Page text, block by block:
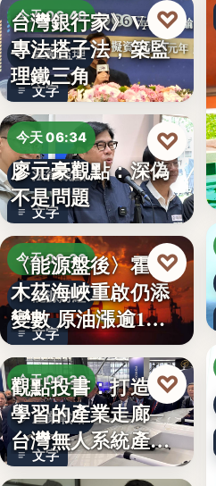
今天 06:40
金融監理
文字
台灣銀行家》VASP
專法搭子法，築監
理鐵三角
♡
今天 06:34
法律觀點
文字
廖元豪觀點：深偽
不是問題
♡
今天 06:30
能源財經
文字
〈能源盤後〉霍爾
木茲海峽重啟仍添
變數 原油漲逾1%
但周…
♡
今天 06:30
產業戰略
文字
觀點投書：打造會
學習的產業走廊─
台灣無人系統產業
需要的是…
♡